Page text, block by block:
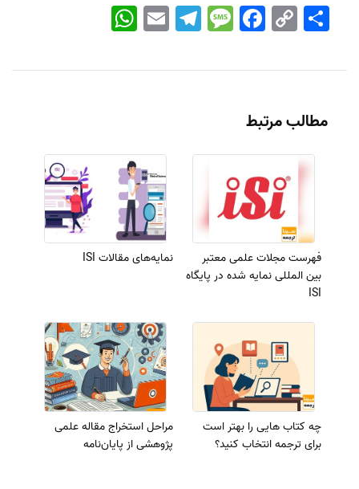
WhatsApp EmailTelegramMessageFacebook Copy
Link
اشتراک
مطالب مرتبط
فهرست مجلات علمی معتبر
بین المللی نمایه شده در پایگاه
ISI
نمایه‌های مقالات ISI
چه کتاب هایی را بهتر است
برای ترجمه انتخاب کنید؟
مراحل استخراج مقاله علمی
پژوهشی از پایان‌نامه